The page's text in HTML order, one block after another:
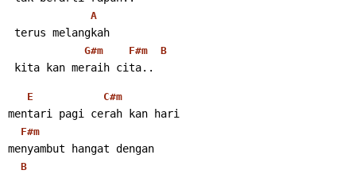
A
terus melangkah
G#m F#m B
kita kan meraih cita..
E C#m
mentari pagi cerah kan hari
F#m
menyambut hangat dengan
B